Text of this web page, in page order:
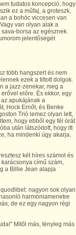
tudatos koncepció, hogy
ez a műfaj, a groteszk,
a bohóc viccesen van
van olyan alak a
borsa az egésznek.
jelentőségét
több hangszert és nem
ezek a tiltott dolgok.
a jazz-zenekar, meg a
előre. És ekkor, egy
apukájának a
Hock Ernőt, és Benke
Trió lemez olyan lett,
hogy ebből egy fél órát
után látszódott, hogy itt
ha mindenki úgy akarja.
két híres számot és
című szám,
a Billie Jean alapja
nagyon sok olyan
harmóniamenetre
de ez egy nagyon régi
Mitől más, tényleg más